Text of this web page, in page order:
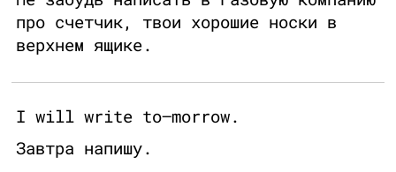
про счетчик, твои хорошие носки в
верхнем ящике.
I will write to–morrow.
Завтра напишу.